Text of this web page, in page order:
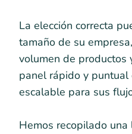
La elección correcta
tamaño de su
volumen de productos
panel rápido y puntual
escalable para sus
Hemos recopilado